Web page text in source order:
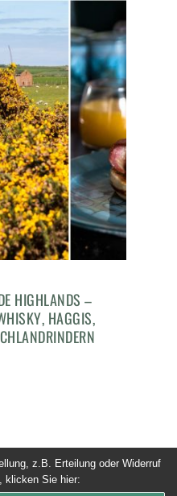
HIGHLANDS –
HAGGIS,
Rechte vorbehalten
z.B. Erteilung oder Widerruf
klicken Sie hier: